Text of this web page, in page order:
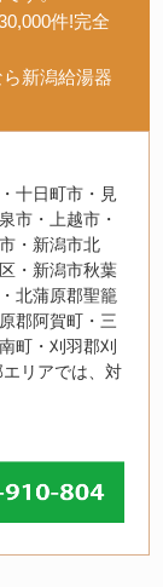
件!完全
新潟給湯器
十日町市・見
市・上越市・
・新潟市北
・新潟市秋葉
北蒲原郡聖籠
郡阿賀町・三
町・刈羽郡刈
リアでは、対